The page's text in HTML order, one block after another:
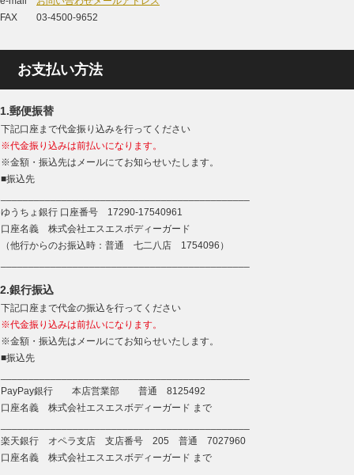
FAX 03-4500-9652
お支払い方法
1.郵便振替
下記口座まで代金振り込みを行ってください
※代金振り込みは前払いになります。
※金額・振込先はメールにてお知らせいたします。
■振込先
ゆうちょ銀行 口座番号 17290-17540961
口座名義 株式会社エスエスボディーガード
（他行からのお振込時：普通 七二八店 1754096）
2.銀行振込
下記口座まで代金の振込を行ってください
※代金振り込みは前払いになります。
※金額・振込先はメールにてお知らせいたします。
■振込先
PayPay銀行 本店営業部 普通 8125492
口座名義 株式会社エスエスボディーガード まで
楽天銀行 オペラ支店 支店番号 205 普通 7027960
口座名義 株式会社エスエスボディーガード まで